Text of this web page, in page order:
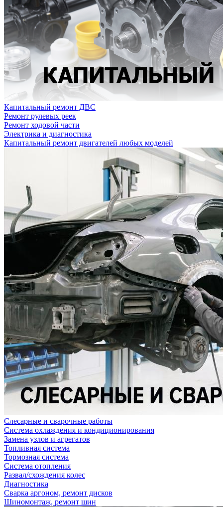
Капитальный ремонт ДВС
Ремонт рулевых реек
Ремонт ходовой части
Электрика и диагностика
Капитальный ремонт двигателей любых моделей
Слесарные и сварочные работы
Система охлаждения и кондиционирования
Замена узлов и агрегатов
Топливная система
Тормозная система
Система отопления
Развал/схождения колес
Диагностика
Сварка аргоном, ремонт дисков
Шиномонтаж, ремонт шин